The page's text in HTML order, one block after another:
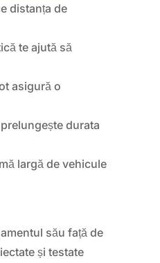
distanța de
te ajută să
asigură o
durata
largă de vehicule
său față de
și testate